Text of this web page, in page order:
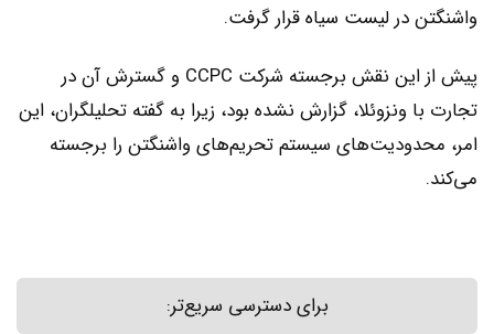
واشنگتن در لیست سیاه قرار گرفت.
پیش از این نقش برجسته شرکت CCPC و گسترش آن در
تجارت با ونزوئلا، گزارش نشده بود، زیرا به گفته تحلیلگران، این
امر، محدودیت‌های سیستم تحریم‌های واشنگتن را برجسته
می‌کند.
برای دسترسی سریع‌تر: